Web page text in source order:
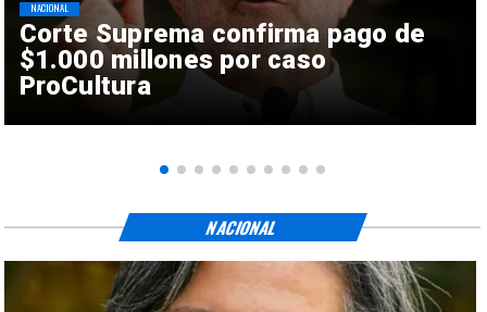
Corte Suprema confirma pago de
$1.000 millones por caso
ProCultura
NACIONAL
NACIONAL